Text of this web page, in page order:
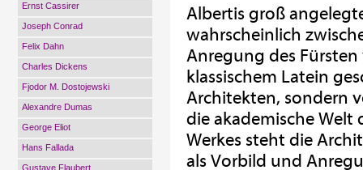
Ernst Cassirer
Joseph Conrad
Felix Dahn
Charles Dickens
Fjodor M. Dostojewski
Alexandre Dumas
George Eliot
Hans Fallada
Gustave Flaubert
Albertis groß
wahrscheinlich
Anregung des Fürsten
klassischem Latein
Architekten, sondern
die akademische
Werkes steht die
als Vorbild und